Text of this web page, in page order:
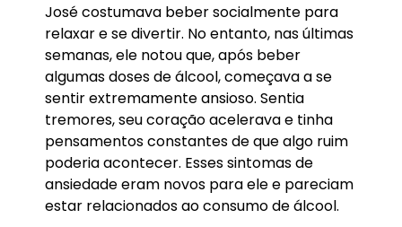
José costumava beber socialmente para
relaxar e se divertir. No entanto, nas últimas
semanas, ele notou que, após beber
algumas doses de álcool, começava a se
sentir extremamente ansioso. Sentia
tremores, seu coração acelerava e tinha
pensamentos constantes de que algo ruim
poderia acontecer. Esses sintomas de
ansiedade eram novos para ele e pareciam
estar relacionados ao consumo de álcool.